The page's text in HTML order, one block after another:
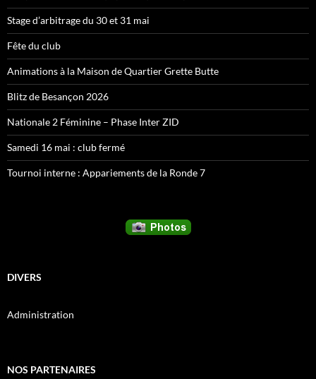
Stage d’arbitrage du 30 et 31 mai
Fête du club
Animations à la Maison de Quartier Grette Butte
Blitz de Besançon 2026
Nationale 2 Féminine – Phase Inter ZID
Samedi 16 mai : club fermé
Tournoi interne : Appariements de la Ronde 7
DIVERS
Administration
NOS PARTENAIRES